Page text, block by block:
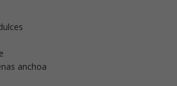
anchoa